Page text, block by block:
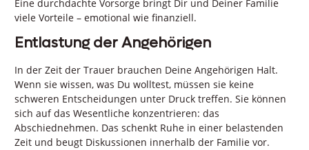
Eine durchdachte Vorsorge bringt Dir und Deiner Familie
viele Vorteile – emotional wie finanziell.
Entlastung der Angehörigen
In der Zeit der Trauer brauchen Deine Angehörigen Halt.
Wenn sie wissen, was Du wolltest, müssen sie keine
schweren Entscheidungen unter Druck treffen. Sie können
sich auf das Wesentliche konzentrieren: das
Abschiednehmen. Das schenkt Ruhe in einer belastenden
Zeit und beugt Diskussionen innerhalb der Familie vor.